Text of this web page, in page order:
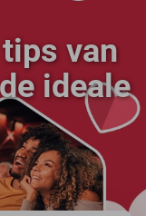
van
ideale